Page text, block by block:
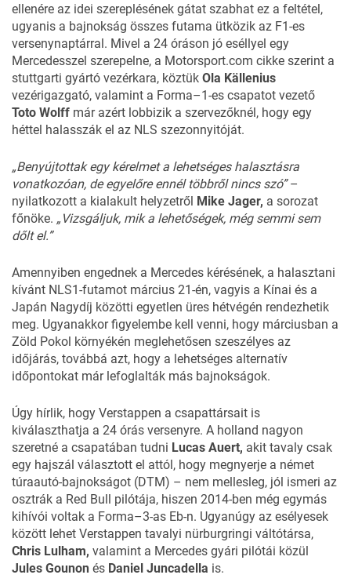
ellenére az idei szereplésének gátat szabhat ez a feltétel,
ugyanis a bajnokság összes futama ütközik az F1-es
versenynaptárral. Mivel a 24 óráson jó eséllyel egy
Mercedesszel szerepelne, a Motorsport.com cikke szerint a
stuttgarti gyártó vezérkara, köztük Ola Källenius
vezérigazgató, valamint a Forma–1-es csapatot vezető
Toto Wolff már azért lobbizik a szervezőknél, hogy egy
héttel halasszák el az NLS szezonnyitóját.
„Benyújtottak egy kérelmet a lehetséges halasztásra
vonatkozóan, de egyelőre ennél többről nincs szó”–
nyilatkozott a kialakult helyzetről Mike Jager, a sorozat
főnöke. „Vizsgáljuk, mik a lehetőségek, még semmi sem
dőlt el.”
Amennyiben engednek a Mercedes kérésének, a halasztani
kívánt NLS1-futamot március 21-én, vagyis a Kínai és a
Japán Nagydíj közötti egyetlen üres hétvégén rendezhetik
meg. Ugyanakkor figyelembe kell venni, hogy márciusban a
Zöld Pokol környékén meglehetősen szeszélyes az
időjárás, továbbá azt, hogy a lehetséges alternatív
időpontokat már lefoglalták más bajnokságok.
Úgy hírlik, hogy Verstappen a csapattársait is
kiválaszthatja a 24 órás versenyre. A holland nagyon
szeretné a csapatában tudni Lucas Auert, akit tavaly csak
egy hajszál választott el attól, hogy megnyerje a német
túraautó-bajnokságot (DTM) – nem mellesleg, jól ismeri az
osztrák a Red Bull pilótája, hiszen 2014-ben még egymás
kihívói voltak a Forma–3-as Eb-n. Ugyanúgy az esélyesek
között lehet Verstappen tavalyi nürburgringi váltótársa,
Chris Lulham, valamint a Mercedes gyári pilótái közül
Jules Gounon és Daniel Juncadella is.